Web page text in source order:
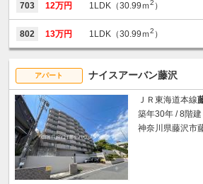
703 12万円 1LDK（30.99ｍ2 ）
802 13万円 1LDK（30.99ｍ2 ）
アパート ナイスアーバン藤沢
ＪＲ東海道本線
築年30年 / 8階建
神奈川県藤沢市